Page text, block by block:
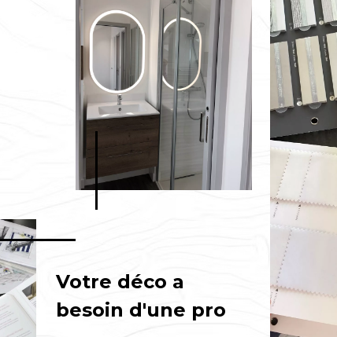
Votre déco a
besoin d'une pro